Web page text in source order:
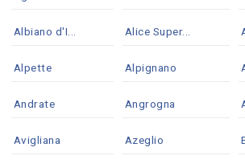
Albiano d'I... Alice Super...
Alpette Alpignano
Andrate Angrogna
Avigliana Azeglio